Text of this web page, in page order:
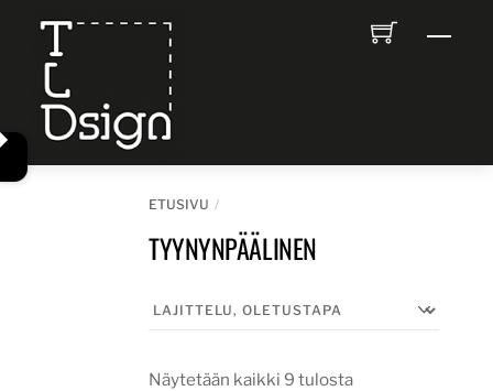
content
ETUSIVU
TYYNYNPÄÄLINEN
Näytetään kaikki 9 tulosta